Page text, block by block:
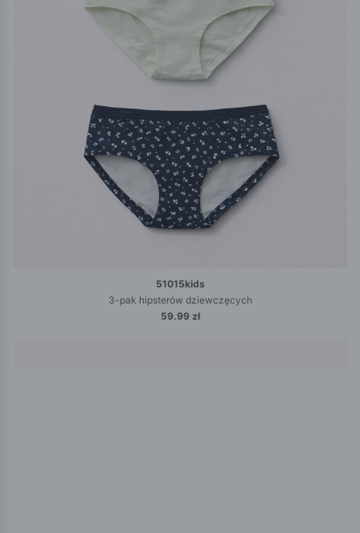
51015kids
3-pak hipsterów dziewczęcych
59.99 zł